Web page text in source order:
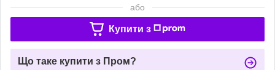
або
Купити з
Що таке купити з Пром?